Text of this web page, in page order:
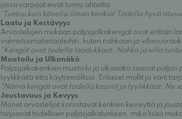
jossa varpaat eivät tunnu ahtailta:
"Tuntuu kuin kävelisi ilman kenkiä! Todella hyvä
Laatu ja Kestävyys
Arvostelujen mukaan paljasjalkakengät ovat erittäin
valmistusmateriaaleihin, kuten nahkaan ja
"Kengät ovat todella laadukkaat. Nahka ja villa
Muotoilu ja Ulkonäkö
Paljasjalkakenkien muotoilu ja ulkonäkö saavat
tyylikkäitä että käytännöllisiä. Erilaiset mallit ja värit
"Nämä kengät ovat todella kauniit ja tyylikkäät. Ne
Joustavuus ja Kevyys
Monet arvostelijat korostavat kenkien keveyttä ja
tarjoavat todellisen paljasjalkatunteen, mikä lisää